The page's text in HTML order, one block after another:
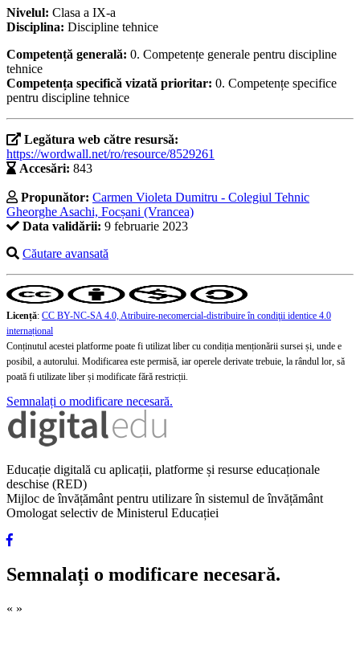
Nivelul: Clasa a IX-a
Disciplina: Discipline tehnice
Competență generală: 0. Competențe generale pentru discipline
tehnice
Competența specifică vizată prioritar: 0. Competențe specifice
pentru discipline tehnice
Legătura web către resursă:
https://wordwall.net/ro/resource/8529261
Accesări: 843
Propunător: Carmen Violeta Dumitru - Colegiul Tehnic
Gheorghe Asachi, Focșani (Vrancea)
Data validării: 9 februarie 2023
Căutare avansată
Licență: CC BY-NC-SA 4.0, Atribuire-necomercial-distribuire în condiţii identice 4.0
internațional
Conținutul acestei platforme poate fi utilizat liber cu condiția menționării sursei și, unde e
posibil, a autorului. Modificarea este permisă, iar operele derivate trebuie, la rândul lor, să
poată fi utilizate liber și modificate fără restricții.
Semnalați o modificare necesară.
Educație digitală cu aplicații, platforme și resurse educaționale
deschise (RED)
Mijloc de învățământ pentru utilizare în sistemul de învățământ
Omologat selectiv de Ministerul Educației
Semnalați o modificare necesară.
« »